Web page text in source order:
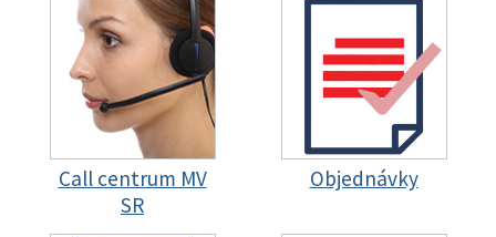
Call centrum MV
SR
Objednávky